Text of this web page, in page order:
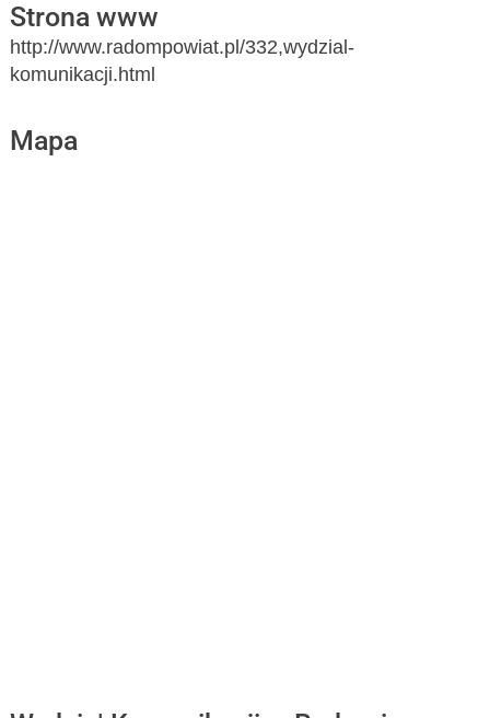
Strona www
http://www.radompowiat.pl/332,wydzial-
komunikacji.html
Mapa